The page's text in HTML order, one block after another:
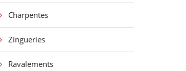
Charpentes
Zingueries
Ravalements